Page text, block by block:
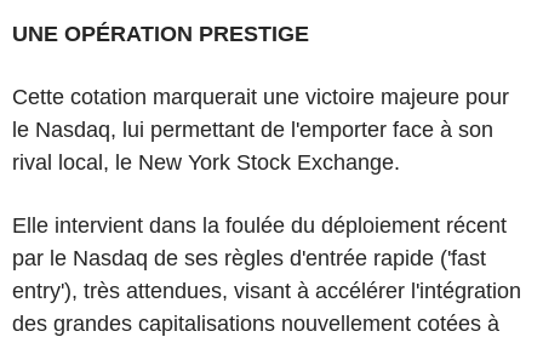
UNE OPÉRATION PRESTIGE
Cette cotation marquerait une victoire majeure pour
le Nasdaq, lui permettant de l'emporter face à son
rival local, le New York Stock Exchange.
Elle intervient dans la foulée du déploiement récent
par le Nasdaq de ses règles d'entrée rapide ('fast
entry'), très attendues, visant à accélérer l'intégration
des grandes capitalisations nouvellement cotées à